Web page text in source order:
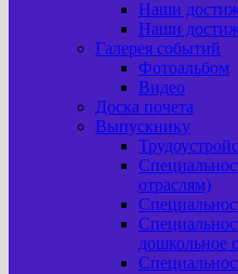
Наши
Наши
Галерея событий
Фотоальбом
Видео
Доска почета
Выпускнику
отраслям)
дошкольное